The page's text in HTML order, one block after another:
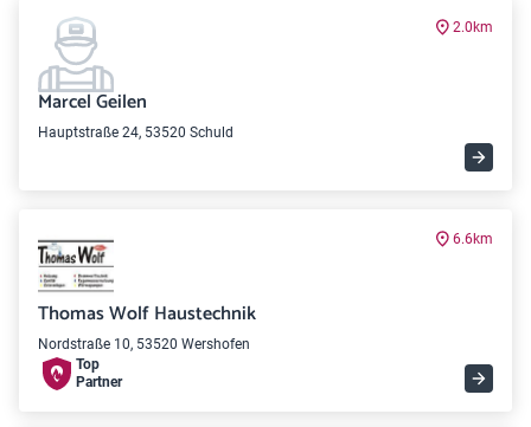
2.0km
Marcel Geilen
Hauptstraße 24, 53520 Schuld
6.6km
Thomas Wolf Haustechnik
Nordstraße 10, 53520 Wershofen
Top
Partner